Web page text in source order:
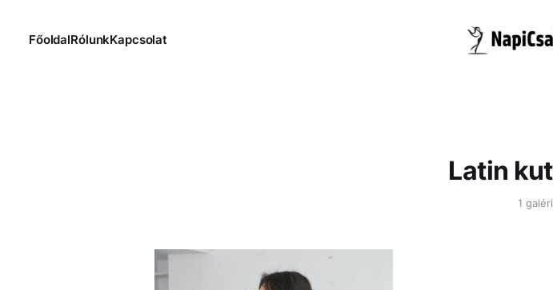
FőoldalRólunkKapcsolat
Latin
1